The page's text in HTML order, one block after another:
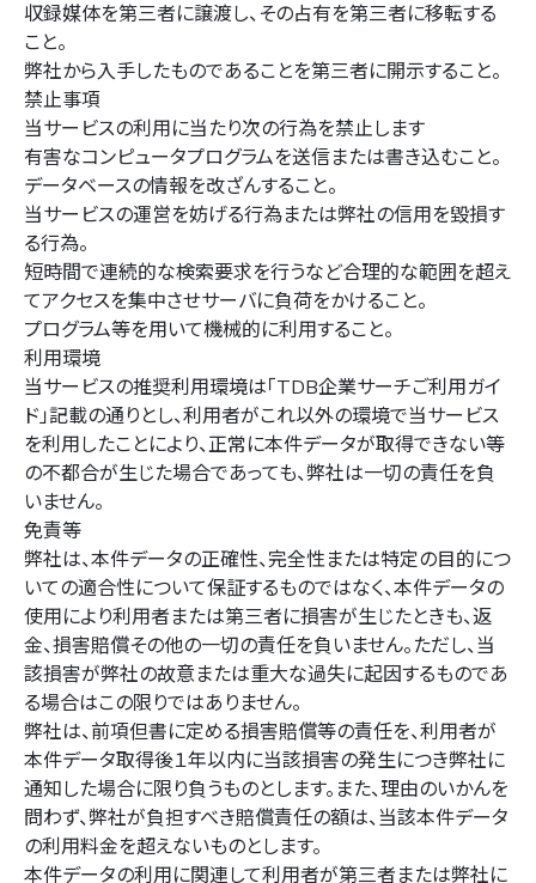
収録媒体を第三者に譲渡し、その占有を第三者に移転する
こと。
弊社から入手したものであることを第三者に開示すること。
禁止事項
当サービスの利用に当たり次の行為を禁止します
有害なコンピュータプログラムを送信または書き込むこと。
データベースの情報を改ざんすること。
当サービスの運営を妨げる行為または弊社の信用を毀損す
る行為。
短時間で連続的な検索要求を行うなど合理的な範囲を超え
てアクセスを集中させサーバに負荷をかけること。
プログラム等を用いて機械的に利用すること。
利用環境
当サービスの推奨利用環境は「TDB企業サーチご利用ガイ
ド」記載の通りとし、利用者がこれ以外の環境で当サービス
を利用したことにより、正常に本件データが取得できない等
の不都合が生じた場合であっても、弊社は一切の責任を負
いません。
免責等
弊社は、本件データの正確性、完全性または特定の目的につ
いての適合性について保証するものではなく、本件データの
使用により利用者または第三者に損害が生じたときも、返
金、損害賠償その他の一切の責任を負いません。ただし、当
該損害が弊社の故意または重大な過失に起因するものであ
る場合はこの限りではありません。
弊社は、前項但書に定める損害賠償等の責任を、利用者が
本件データ取得後１年以内に当該損害の発生につき弊社に
通知した場合に限り負うものとします。また、理由のいかんを
問わず、弊社が負担すべき賠償責任の額は、当該本件データ
の利用料金を超えないものとします。
本件データの利用に関連して利用者が第三者または弊社に